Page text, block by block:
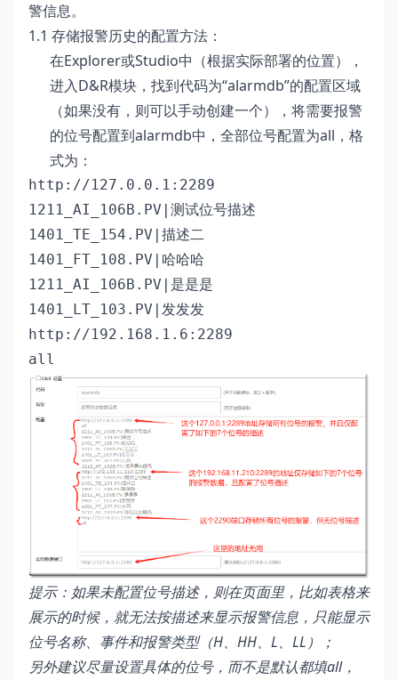
警信息。
1.1 存储报警历史的配置方法：
在Explorer或Studio中（根据实际部署的位置），
进入D&R模块，找到代码为“alarmdb”的配置区域
（如果没有，则可以手动创建一个），将需要报警
的位号配置到alarmdb中，全部位号配置为all，格
式为：
http://127.0.0.1:2289
1211_AI_106B.PV|测试位号描述
1401_TE_154.PV|描述二
1401_FT_108.PV|哈哈哈
1211_AI_106B.PV|是是是
1401_LT_103.PV|发发发
http://192.168.1.6:2289
all
提示：如果未配置位号描述，则在页面里，比如表格来
展示的时候，就无法按描述来显示报警信息，只能显示
位号名称、事件和报警类型（H、HH、L、LL）；
另外建议尽量设置具体的位号，而不是默认都填all，